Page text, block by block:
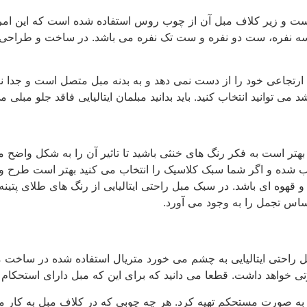
است و زیر کلاف مبل آن از چوب روس استفاده شده است که
نفره، ست دو نفره و ست تک نفره می باشد. در ساخت و طراحی
خود را از دست نمی دهد و به بدنه مبل متصل است و جدا
توانید انتخاب کنید. باید بدانید مبلمان ایتالیایی فاقد جلو
است به فکر رنگ های خنثی باشید تا تاثیر آن را به شکل
و اگر شما سبک کلاسیک را انتخاب می کنید بهتر است طرح و
ای باشد. در سبک مبل راحتی ایتالیایی از رنگ های طلای
تجمل را به وجود می آورد.
ایتالیایی به چشم می خورد متریال استفاده شده در ساخت
داشت. قطعا می دانید که برای این که مبل دارای
مستحکم تهیه کرد. هر چه چوبی که در کلاف مبل به کار می